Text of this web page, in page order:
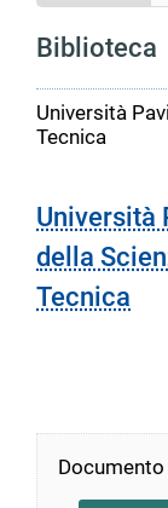
Biblioteca
Università
Tecnica
Università
della
Tecnica